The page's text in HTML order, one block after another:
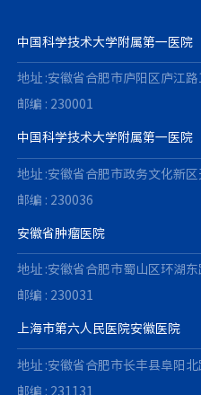
中国科学技术大学附属第一医院
地址 :安徽省合肥市庐阳区庐江路
邮编 : 230001
中国科学技术大学附属第一医院
地址 :安徽省合肥市政务文化新
邮编 : 230036
安徽省肿瘤医院
地址 :安徽省合肥市蜀山区环湖
邮编 : 230031
上海市第六人民医院安徽医院
地址 :安徽省合肥市长丰县阜阳
邮编 : 231131